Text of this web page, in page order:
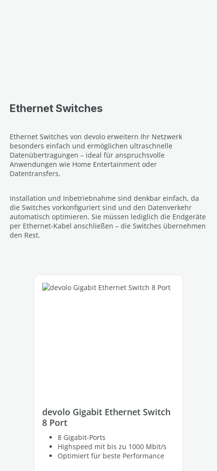
Ethernet Switches
Ethernet Switches von devolo erweitern Ihr Netzwerk
besonders einfach und ermöglichen ultraschnelle
Datenübertragungen – ideal für anspruchsvolle
Anwendungen wie Home Entertainment oder
Datentransfers.
Installation und Inbetriebnahme sind denkbar einfach, da
die Switches vorkonfiguriert sind und den Datenverkehr
automatisch optimieren. Sie müssen lediglich die Endgeräte
per Ethernet-Kabel anschließen – die Switches übernehmen
den Rest.
Produktgalerie überspringen
devolo Gigabit Ethernet Switch
8 Port
8 Gigabit-Ports
Highspeed mit bis zu 1000 Mbit/s
Optimiert für beste Performance